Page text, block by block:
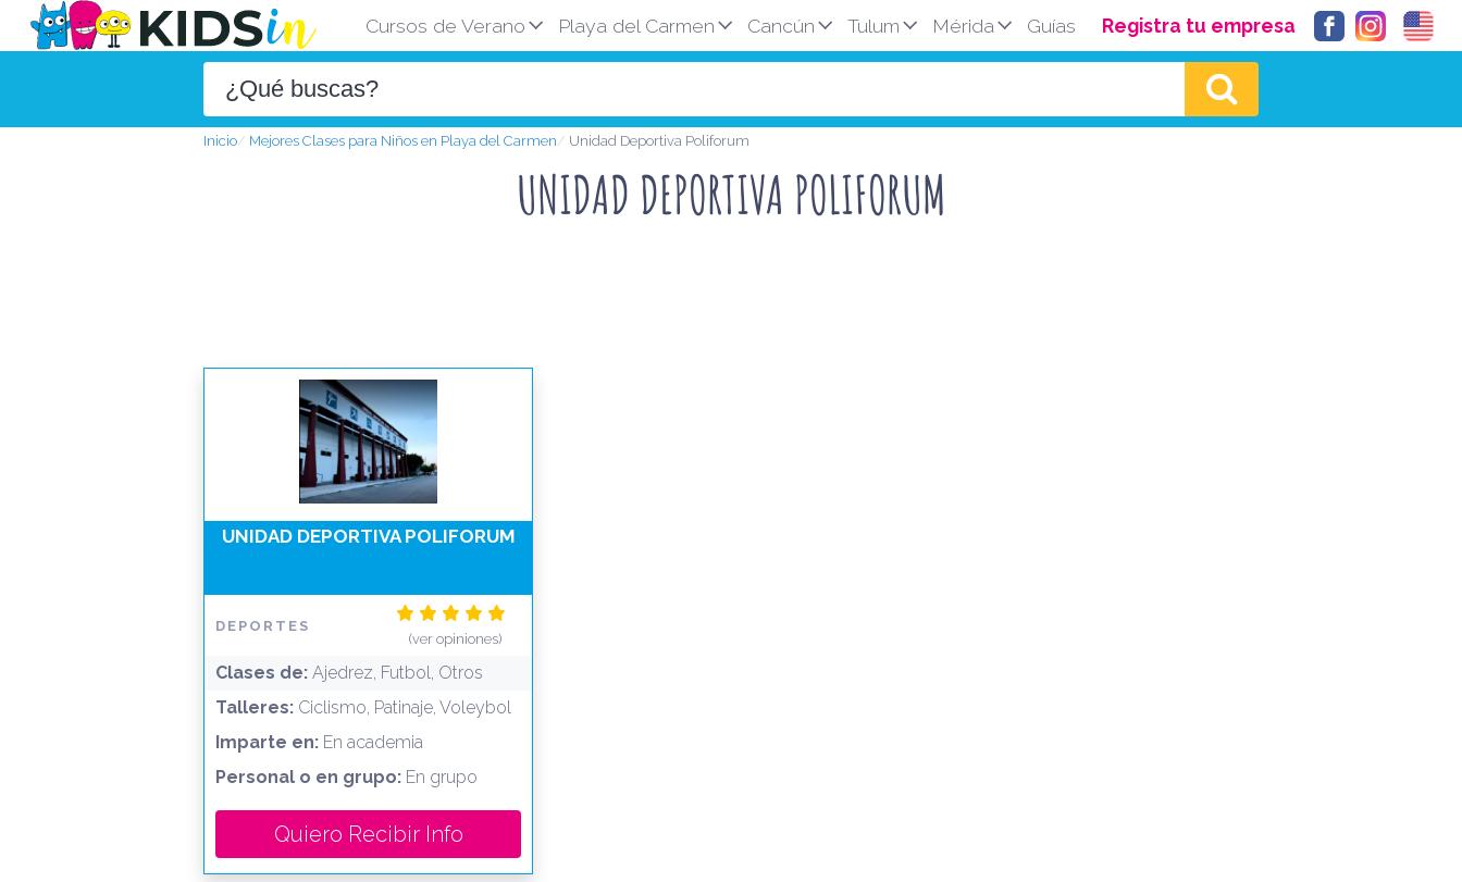
Cursos de Verano Playa del Carmen Cancún Tulum Mérida Guías Registra tu empresa
Inicio Mejores Clases para Niños en Playa del Carmen Unidad Deportiva Poliforum
UNIDAD DEPORTIVA POLIFORUM
UNIDAD DEPORTIVA POLIFORUM
DEPORTES
(ver opiniones)
Clases de: Ajedrez, Futbol, Otros
Talleres: Ciclismo, Patinaje, Voleybol
Imparte en: En academia
Personal o en grupo: En grupo
Quiero Recibir Info